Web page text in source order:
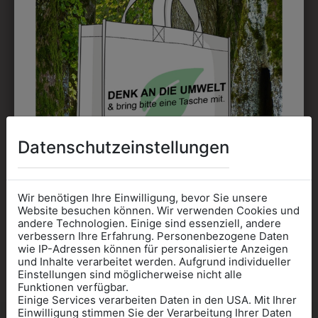
KINDER KAPPE MIT
€ 9,90
Datenschutzeinstellungen
Wir benötigen Ihre Einwilligung, bevor Sie unsere
Website besuchen können. Wir verwenden Cookies und
andere Technologien. Einige sind essenziell, andere
verbessern Ihre Erfahrung. Personenbezogene Daten
wie IP-Adressen können für personalisierte Anzeigen
und Inhalte verarbeitet werden. Aufgrund individueller
Einstellungen sind möglicherweise nicht alle
Funktionen verfügbar.
Einige Services verarbeiten Daten in den USA. Mit Ihrer
Einwilligung stimmen Sie der Verarbeitung Ihrer Daten
Informationen wenn Sie
Kleidung
für die SCHULE